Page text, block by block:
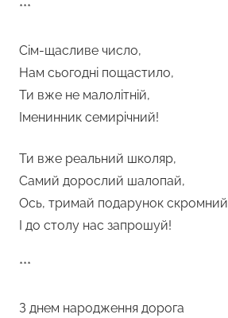
***
Сім-щасливе число,
Нам сьогодні пощастило,
Ти вже не малолітній,
Іменинник семирічний!
Ти вже реальний школяр,
Самий дорослий шалопай,
Ось, тримай подарунок скромний
І до столу нас запрошуй!
***
З днем народження дорога